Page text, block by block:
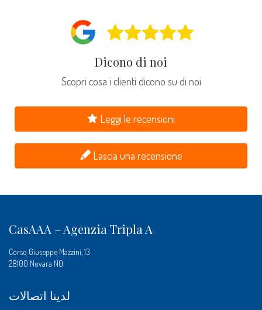
Dicono di noi
Scopri cosa i clienti dicono su di noi
Leggi le recensioni
Lascia una recensione
CasAAA – Agenzia Tripla A
Corso Giuseppe Mazzini, 13
28100 Novara NO
لدينا اتصالات